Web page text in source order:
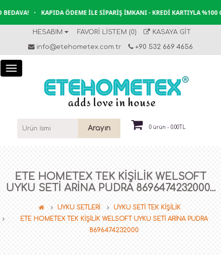
• KAPIDA ÖDEME İLE SIPARIŞ İMKANI - KREDI KARTIYLA %100
HESABIM FAVORI LISTEM (0) KASAYA GIT
info@etehometex.com.tr +90 532 669 4656
Arayın 0 ürün - 0.00TL
ETE HOMETEX TEK KİŞİLİK WELSOFT
UYKU SETİ ARİNA PUDRA 8696474232000...
UYKU SETLERİ
UYKU SETİ TEK KİŞİLİK
ETE HOMETEX TEK KİŞİLİK WELSOFT UYKU SETİ ARİNA PUDRA
8696474232000